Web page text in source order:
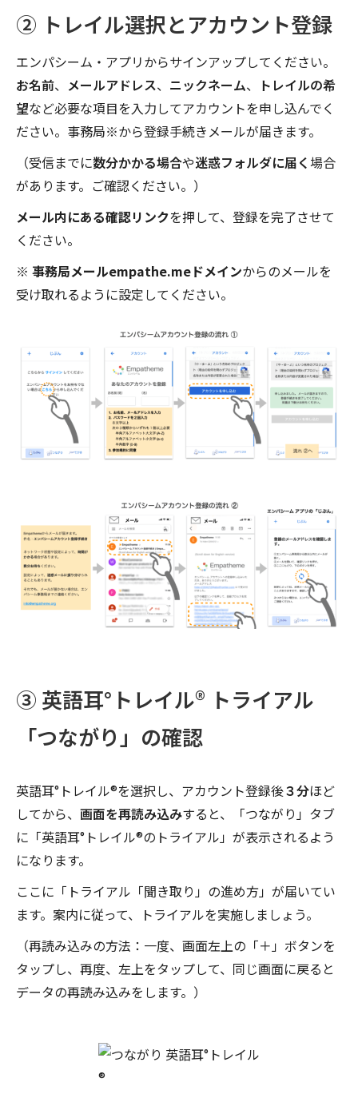
② トレイル選択とアカウント登録
エンパシーム・アプリからサインアップしてください。
お名前、 メールアドレス、 ニックネーム、 トレイルの希
望など必要な項目を入力してアカウントを申し込んでく
ださい。事務局※から登録手続きメールが届きます。
（受信までに数分かかる場合や迷惑フォルダに届く場合
があります。ご確認ください。）
メール内にある確認リンクを押して、登録を完了させて
ください。
※ 事務局メールempathe.meドメインからのメールを
受け取れるように設定してください。
③ 英語耳°トレイル® トライアル
「つながり」の確認
英語耳°トレイル®を選択し、アカウント登録後３分ほど
してから、 画面を再読み込みすると、「つながり」タブ
に「英語耳°トレイル®のトライアル」が表示されるよう
になります。
ここに「トライアル「聞き取り」の進め方」が届いてい
ます。案内に従って、トライアルを実施しましょう。
（再読み込みの方法：一度、画面左上の「＋」ボタンを
タップし、再度、左上をタップして、同じ画面に戻ると
データの再読み込みをします。）